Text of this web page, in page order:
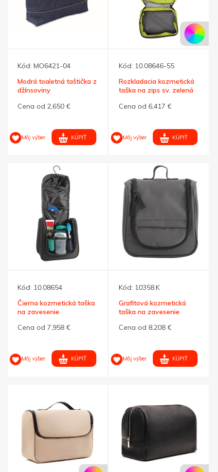
Kód: MO6421-04
Modrá toaletná taštička z
džínsoviny
Cena od 2,650 €
Môj výber KÚPIŤ
Kód: 10.08646-55
Rozkladacia kozmetická
taška na zips sv. zelená
Cena od 6,417 €
Môj výber KÚPIŤ
Kód: 10.08654
Čierna kozmetická taška
na zavesenie
Cena od 7,958 €
Môj výber KÚPIŤ
Kód: 10358.K
Grafitová kozmetická
taška na zavesenie
Cena od 8,208 €
Môj výber KÚPIŤ